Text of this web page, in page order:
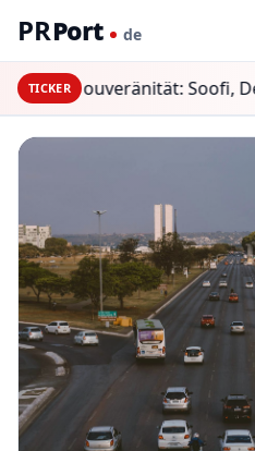
PRPort de
TICKER
Souveränität: Soofi,